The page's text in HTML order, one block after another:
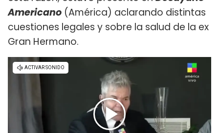
Americano (América) aclarando distintas
cuestiones legales y sobre la salud de la ex
Gran Hermano.